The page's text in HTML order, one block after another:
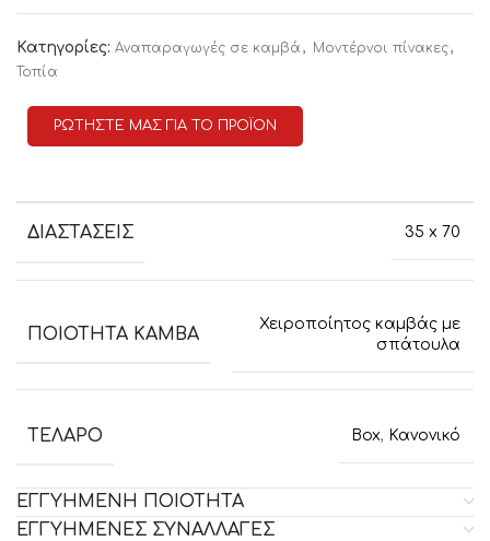
Κατηγορίες: Αναπαραγωγές σε καμβά , Μοντέρνοι πίνακες,
Τοπία
ΡΩΤΗΣΤΕ ΜΑΣ ΓΙΑ ΤΟ ΠΡΟΪΟΝ
ΔΙΑΣΤΑΣΕΙΣ 35 x 70
ΠΟΙΟΤΗΤΑ ΚΑΜΒΑ
Χειροποίητος καμβάς με
σπάτουλα
ΤΕΛΑΡΟ Box, Κανονικό
ΕΓΓΥΗΜΕΝΗ ΠΟΙΟΤΗΤΑ
ΕΓΓΥΗΜΕΝΕΣ ΣΥΝΑΛΛΑΓΕΣ